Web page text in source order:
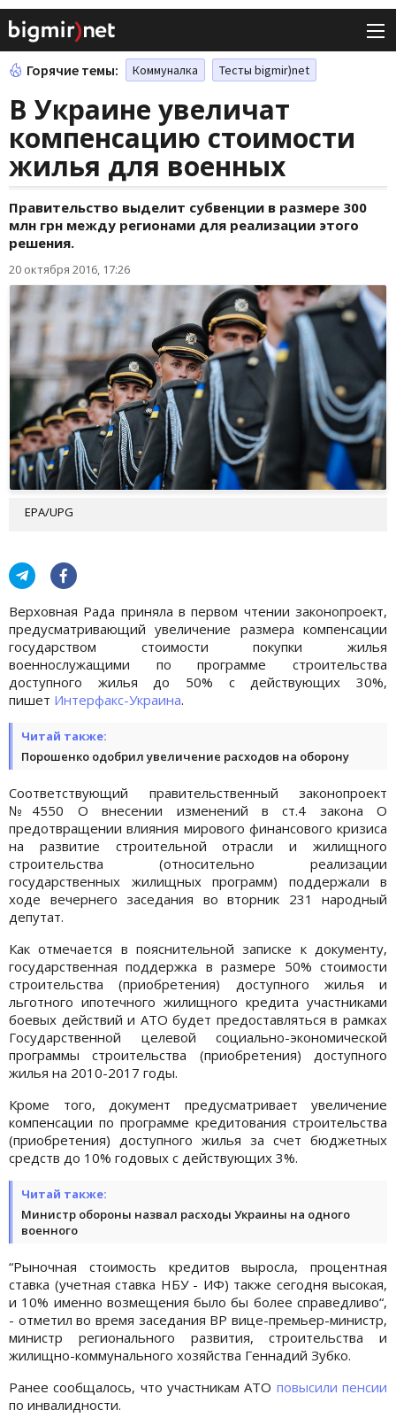
Горячие темы: Коммуналка Тесты bigmir)net
В Украине увеличат
компенсацию стоимости
жилья для военных
Правительство выделит субвенции в размере 300
млн грн между регионами для реализации этого
решения.
20 октября 2016, 17:26
EPA/UPG
Верховная Рада приняла в первом чтении законопроект,
предусматривающий увеличение размера компенсации
государством стоимости покупки жилья
военнослужащими по программе строительства
доступного жилья до 50% с действующих 30%,
пишет Интерфакс-Украина.
Читай также:
Порошенко одобрил увеличение расходов на оборону
Соответствующий правительственный законопроект
№4550 О внесении изменений в ст.4 закона О
предотвращении влияния мирового финансового кризиса
на развитие строительной отрасли и жилищного
строительства (относительно реализации
государственных жилищных программ) поддержали в
ходе вечернего заседания во вторник 231 народный
депутат.
Как отмечается в пояснительной записке к документу,
государственная поддержка в размере 50% стоимости
строительства (приобретения) доступного жилья и
льготного ипотечного жилищного кредита участниками
боевых действий и АТО будет предоставляться в рамках
Государственной целевой социально-экономической
программы строительства (приобретения) доступного
жилья на 2010-2017 годы.
Кроме того, документ предусматривает увеличение
компенсации по программе кредитования строительства
(приобретения) доступного жилья за счет бюджетных
средств до 10% годовых с действующих 3%.
Читай также:
Министр обороны назвал расходы Украины на одного
военного
“Рыночная стоимость кредитов выросла, процентная
ставка (учетная ставка НБУ - ИФ) также сегодня высокая,
и 10% именно возмещения было бы более справедливо“,
- отметил во время заседания ВР вице-премьер-министр,
министр регионального развития, строительства и
жилищно-коммунального хозяйства Геннадий Зубко.
Ранее сообщалось, что участникам АТО повысили пенсии
по инвалидности.